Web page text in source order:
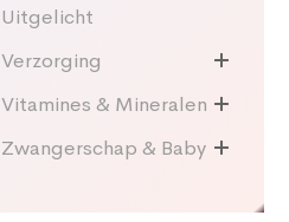
Uitgelicht
Verzorging
Vitamines & Mineralen
Zwangerschap & Baby